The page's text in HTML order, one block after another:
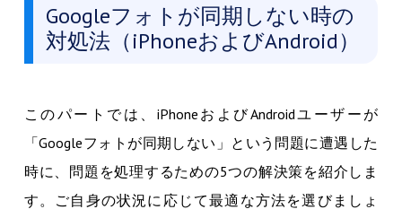
Googleフォトが同期しない時の
対処法（iPhoneおよびAndroid）
このパートでは、iPhoneおよびAndroidユーザーが
「Googleフォトが同期しない」という問題に遭遇した
時に、問題を処理するための5つの解決策を紹介しま
す。ご自身の状況に応じて最適な方法を選びましょ